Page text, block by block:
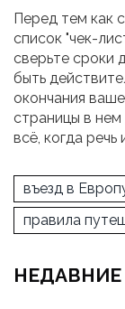
Перед тем как
список "чек-
сверьте сроки
быть
окончания
страницы в
всё, когда
въезд в
правила